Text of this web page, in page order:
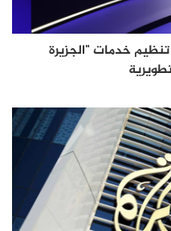
تنظيم خدمات "الجزيرة